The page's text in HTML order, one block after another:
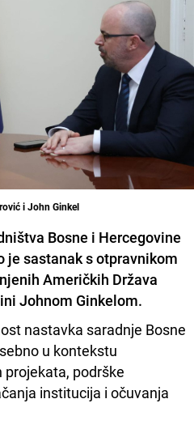
i John Ginkel
Bosne i Hercegovine
je sastanak s otpravnikom
Američkih Država
Johnom Ginkelom.
nastavka saradnje Bosne
u kontekstu
podrške
institucija i očuvanja